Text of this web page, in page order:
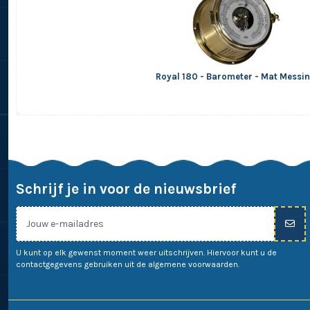
Royal 180 - Barometer - Mat
Schrijf je in voor de nieuwsbrief
U kunt op elk gewenst moment weer uitschrijven. Hiervoor kunt u de
contactgegevens gebruiken uit de algemene voorwaarden.